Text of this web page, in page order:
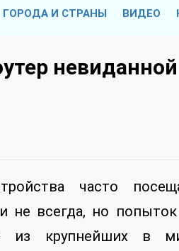
ГОРОДА И СТРАНЫ ВИДЕО
невиданной
часто
не всегда, но
из крупнейших в